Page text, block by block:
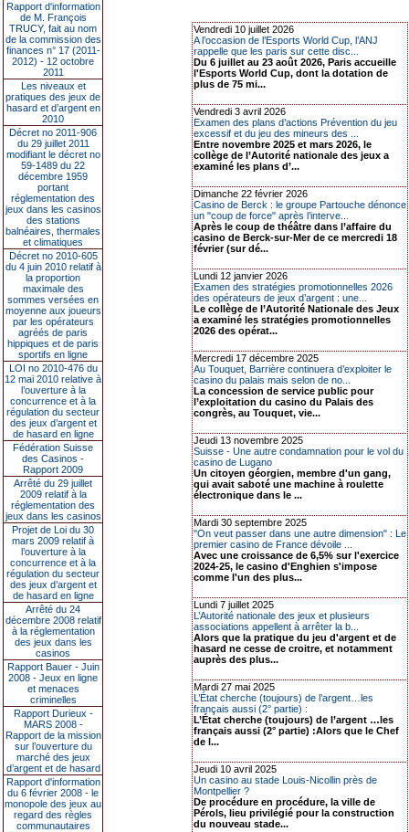
Rapport d'information
de M. François
TRUCY, fait au nom
de la commission des
finances n° 17 (2011-
2012) - 12 octobre
2011
Les niveaux et
pratiques des jeux de
hasard et d’argent en
2010
Décret no 2011-906
du 29 juillet 2011
modifiant le décret no
59-1489 du 22
décembre 1959
portant
réglementation des
jeux dans les casinos
des stations
balnéaires, thermales
et climatiques
Décret no 2010-605
du 4 juin 2010 relatif à
la proportion
maximale des
sommes versées en
moyenne aux joueurs
par les opérateurs
agréés de paris
hippiques et de paris
sportifs en ligne
LOI no 2010-476 du
12 mai 2010 relative à
l’ouverture à la
concurrence et à la
régulation du secteur
des jeux d’argent et
de hasard en ligne
Fédération Suisse
des Casinos -
Rapport 2009
Arrêté du 29 juillet
2009 relatif à la
réglementation des
jeux dans les casinos
Projet de Loi du 30
mars 2009 relatif à
l’ouverture à la
concurrence et à la
régulation du secteur
des jeux d’argent et
de hasard en ligne
Arrêté du 24
décembre 2008 relatif
à la réglementation
des jeux dans les
casinos
Rapport Bauer - Juin
2008 - Jeux en ligne
et menaces
criminelles
Rapport Durieux -
MARS 2008 -
Rapport de la mission
sur l’ouverture du
marché des jeux
d’argent et de hasard
Rapport d'information
du 6 février 2008 - le
monopole des jeux au
regard des règles
communautaires
Vendredi 10 juillet 2026
A l’occasion de l’Esports World Cup, l’ANJ
rappelle que les paris sur cette disc...
Du 6 juillet au 23 août 2026, Paris accueille
l'Esports World Cup, dont la dotation de
plus de 75 mi...
Vendredi 3 avril 2026
Examen des plans d’actions Prévention du jeu
excessif et du jeu des mineurs des ...
Entre novembre 2025 et mars 2026, le
collège de l’Autorité nationale des jeux a
examiné les plans d’...
Dimanche 22 février 2026
Casino de Berck : le groupe Partouche dénonce
un "coup de force" après l’interve...
Après le coup de théâtre dans l’affaire du
casino de Berck-sur-Mer de ce mercredi 18
février (sur dé...
Lundi 12 janvier 2026
Examen des stratégies promotionnelles 2026
des opérateurs de jeux d’argent : une...
Le collège de l’Autorité Nationale des Jeux
a examiné les stratégies promotionnelles
2026 des opérat...
Mercredi 17 décembre 2025
Au Touquet, Barrière continuera d’exploiter le
casino du palais mais selon de no...
La concession de service public pour
l’exploitation du casino du Palais des
congrès, au Touquet, vie...
Jeudi 13 novembre 2025
Suisse - Une autre condamnation pour le vol du
casino de Lugano
Un citoyen géorgien, membre d'un gang,
qui avait saboté une machine à roulette
électronique dans le ...
Mardi 30 septembre 2025
"On veut passer dans une autre dimension" : Le
premier casino de France dévoile ...
Avec une croissance de 6,5% sur l'exercice
2024-25, le casino d'Enghien s'impose
comme l'un des plus...
Lundi 7 juillet 2025
L’Autorité nationale des jeux et plusieurs
associations appellent à arrêter la b...
Alors que la pratique du jeu d'argent et de
hasard ne cesse de croitre, et notamment
auprès des plus...
Mardi 27 mai 2025
L’État cherche (toujours) de l’argent…les
français aussi (2° partie) :
L’État cherche (toujours) de l’argent …les
français aussi (2° partie) :Alors que le Chef
de l...
Jeudi 10 avril 2025
Un casino au stade Louis-Nicollin près de
Montpellier ?
De procédure en procédure, la ville de
Pérols, lieu privilégié pour la construction
du nouveau stade...